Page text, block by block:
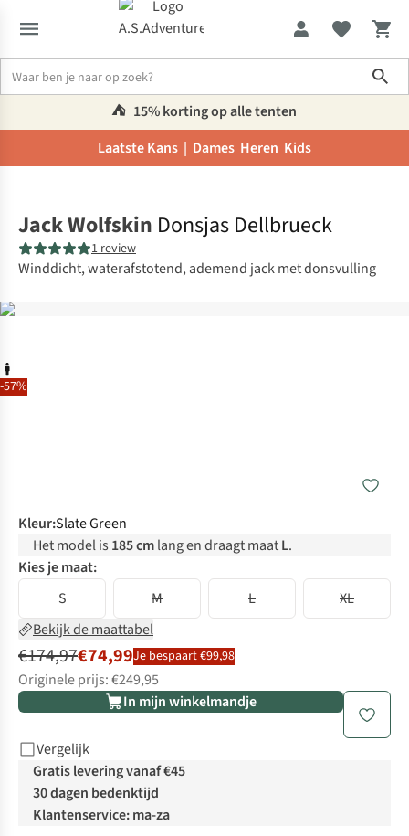
⛺️ 15% korting op alle tenten
Laatste Kans | Dames Heren Kids
-57%
Jack Wolfskin Donsjas Dellbrueck
1 review
Winddicht, waterafstotend, ademend jack met donsvulling
Kleur:Slate Green
Het model is 185 cmlang en draagt maatL.
Kies je maat:
S
M L
XL
Bekijk de maattabel
€174,97€74,99Je bespaart €99,98
Originele prijs: €249,95
In mijn winkelmandje
Vergelijk
Gratis levering vanaf €45
30 dagen bedenktijd
Klantenservice: ma-za